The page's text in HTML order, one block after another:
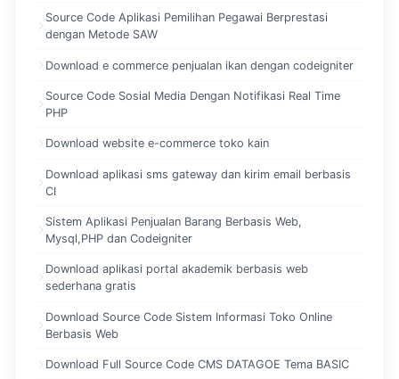
Source Code Aplikasi Pemilihan Pegawai Berprestasi
dengan Metode SAW
Download e commerce penjualan ikan dengan codeigniter
Source Code Sosial Media Dengan Notifikasi Real Time
PHP
Download website e-commerce toko kain
Download aplikasi sms gateway dan kirim email berbasis
CI
Sistem Aplikasi Penjualan Barang Berbasis Web,
Mysql,PHP dan Codeigniter
Download aplikasi portal akademik berbasis web
sederhana gratis
Download Source Code Sistem Informasi Toko Online
Berbasis Web
Download Full Source Code CMS DATAGOE Tema BASIC